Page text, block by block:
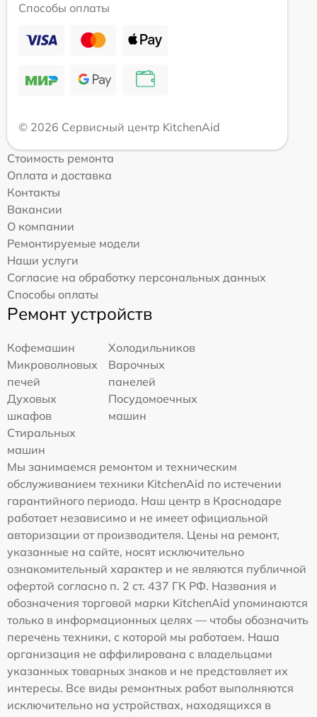
Способы оплаты
© 2026 Сервисный центр KitchenAid
Стоимость ремонта
Оплата и доставка
Контакты
Вакансии
О компании
Ремонтируемые модели
Наши услуги
Согласие на обработку персональных данных
Способы оплаты
Ремонт устройств
Кофемашин
Холодильников
Микроволновых
печей
Варочных
панелей
Духовых
шкафов
Посудомоечных
машин
Стиральных
машин
Мы занимаемся ремонтом и техническим
обслуживанием техники KitchenAid по истечении
гарантийного периода. Наш центр в Краснодаре
работает независимо и не имеет официальной
авторизации от производителя. Цены на ремонт,
указанные на сайте, носят исключительно
ознакомительный характер и не являются публичной
офертой согласно п. 2 ст. 437 ГК РФ. Названия и
обозначения торговой марки KitchenAid упоминаются
только в информационных целях — чтобы обозначить
перечень техники, с которой мы работаем. Наша
организация не аффилирована с владельцами
указанных товарных знаков и не представляет их
интересы. Все виды ремонтных работ выполняются
исключительно на устройствах, находящихся в